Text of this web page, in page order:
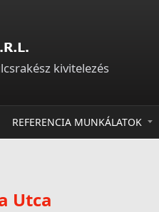
kivitelezés
REFERENCIA MUNKÁLATOK
Utca